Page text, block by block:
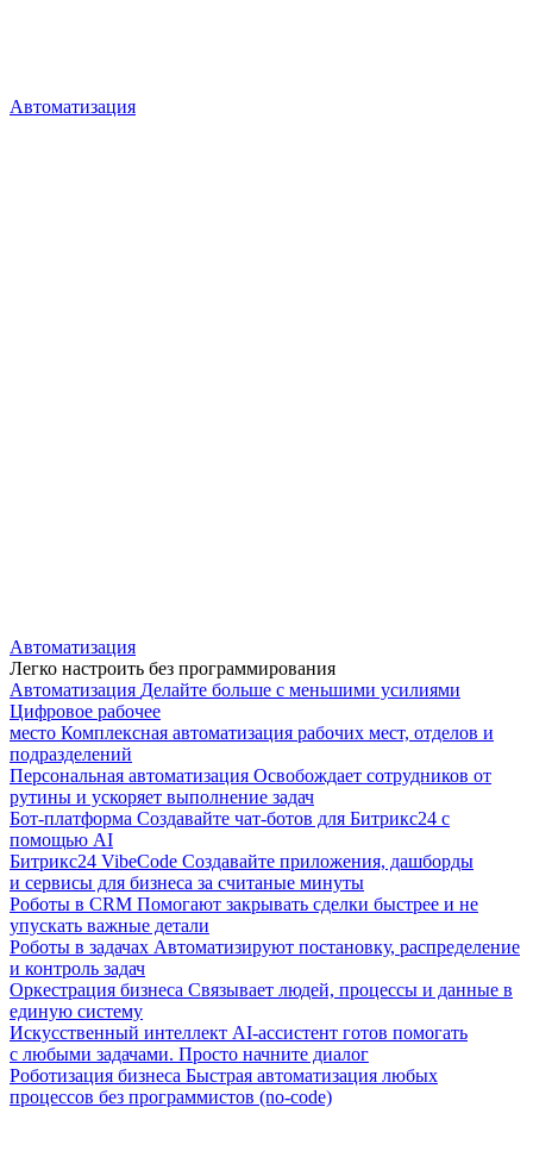
Автоматизация
Автоматизация
Легко настроить без программирования
Автоматизация Делайте больше с меньшими усилиями
Цифровое рабочее
место Комплексная автоматизация рабочих мест, отделов и
подразделений
Персональная автоматизация Освобождает сотрудников от
рутины и ускоряет выполнение задач
Бот-платформа Создавайте чат-ботов для Битрикс24 с
помощью AI
Битрикс24 VibeCode Создавайте приложения, дашборды
и сервисы для бизнеса за считаные минуты
Роботы в CRM Помогают закрывать сделки быстрее и не
упускать важные детали
Роботы в задачах Автоматизируют постановку, распределение
и контроль задач
Оркестрация бизнеса Связывает людей, процессы и данные в
единую систему
Искусственный интеллект AI-ассистент готов помогать
с любыми задачами. Просто начните диалог
Роботизация бизнеса Быстрая автоматизация любых
процессов без программистов (no-code)